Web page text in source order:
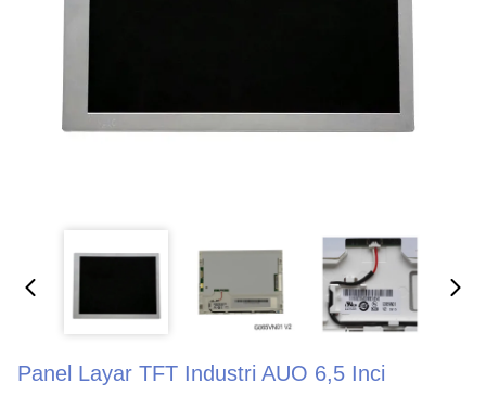
Panel Layar TFT Industri AUO 6,5 Inci